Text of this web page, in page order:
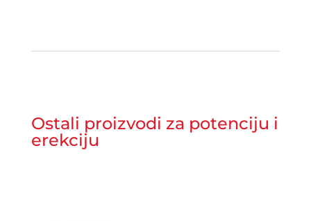
Ostali proizvodi za potenciju i
erekciju